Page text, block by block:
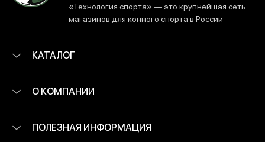
«Технология спорта» — это крупнейшая сеть
магазинов для конного спорта в России
КАТАЛОГ
О КОМПАНИИ
ПОЛЕЗНАЯ ИНФОРМАЦИЯ